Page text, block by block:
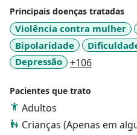
Principais doenças tratadas
Violência contra mulher
Bipolaridade
Depressão
+106
Pacientes que trato
Adultos
Crianças (Apenas em